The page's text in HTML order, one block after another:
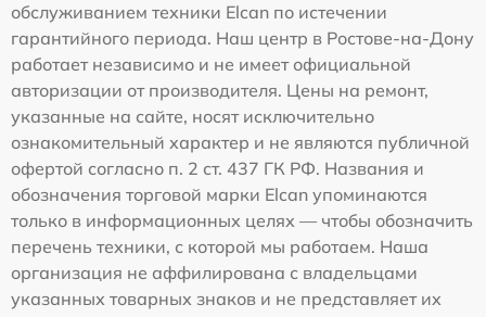
обслуживанием техники Elcan по истечении
гарантийного периода. Наш центр в Ростове-на-Дону
работает независимо и не имеет официальной
авторизации от производителя. Цены на ремонт,
указанные на сайте, носят исключительно
ознакомительный характер и не являются публичной
офертой согласно п. 2 ст. 437 ГК РФ. Названия и
обозначения торговой марки Elcan упоминаются
только в информационных целях — чтобы обозначить
перечень техники, с которой мы работаем. Наша
организация не аффилирована с владельцами
указанных товарных знаков и не представляет их